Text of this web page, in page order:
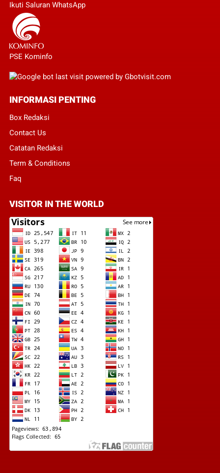
Ikuti Saluran WhatsApp
PSE Kominfo
INFORMASI PENTING
Box Redaksi
Contact Us
Catatan Redaksi
Term & Conditions
Faq
VISITOR IN THE WORLD